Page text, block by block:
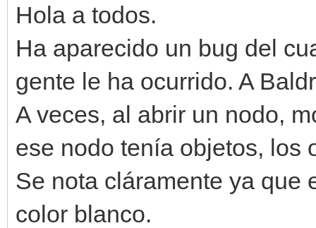
Hola a todos.
Ha aparecido un bug del
gente le ha ocurrido. A
A veces, al abrir un nodo,
ese nodo tenía objetos, los
Se nota cláramente ya que
color blanco.